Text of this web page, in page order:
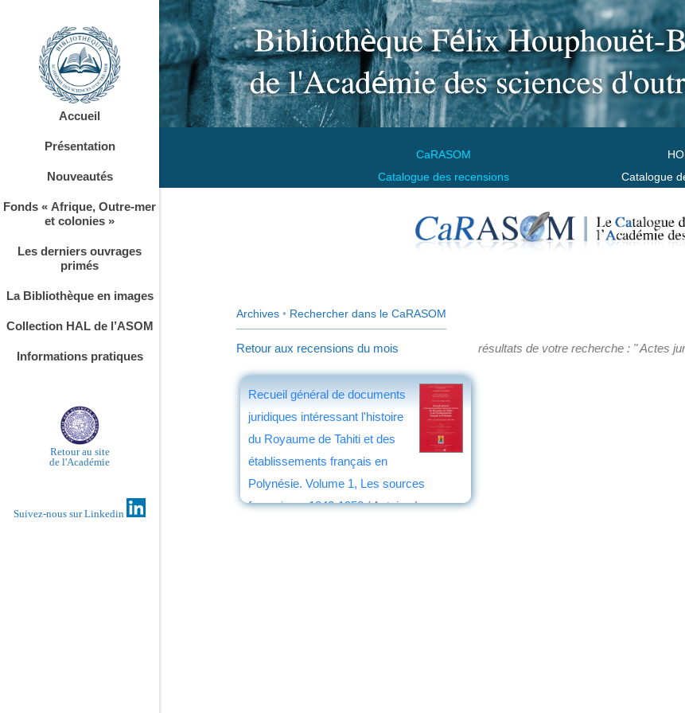
CaRASOM
Catalogue des recensions
Catalogue
Accueil
Présentation
Nouveautés
Fonds « Afrique, Outre-mer
et colonies »
Les derniers ouvrages
primés
La Bibliothèque en images
Collection HAL de l’ASOM
Informations pratiques
Retour au site
de l'Académie
Suivez-nous sur Linkedin
Archives • Rechercher dans le CaRASOM
Retour aux recensions du mois résultats de votre recherche : " Actes
Recueil général de documents
juridiques intéressant l'histoire
du Royaume de Tahiti et des
établissements français en
Polynésie. Volume 1, Les sources
françaises, 1842-1958/ Antoine Leca,